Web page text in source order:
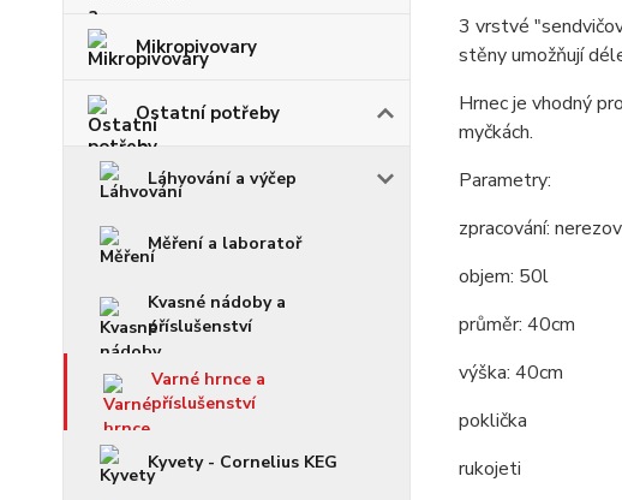
Mikropivovary
Ostatní potřeby
Láhvování a výčep
Měření a laboratoř
Kvasné nádoby a
příslušenství
Varné hrnce a
příslušenství
Kyvety - Cornelius KEG
3 vrstvé
stěny umožňují
Hrnec je vhodný
myčkách.
Parametry:
zpracování:
objem: 50l
průměr: 40cm
výška: 40cm
poklička
rukojeti